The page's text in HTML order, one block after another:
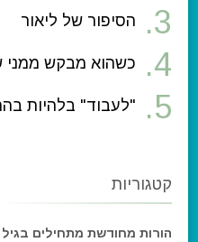
הסיפור של ליאור
כשהוא מבקש ממני
"לעבוד" בלהיות
קטגוריות
הורות מחודשת מתחילים בגיל 49